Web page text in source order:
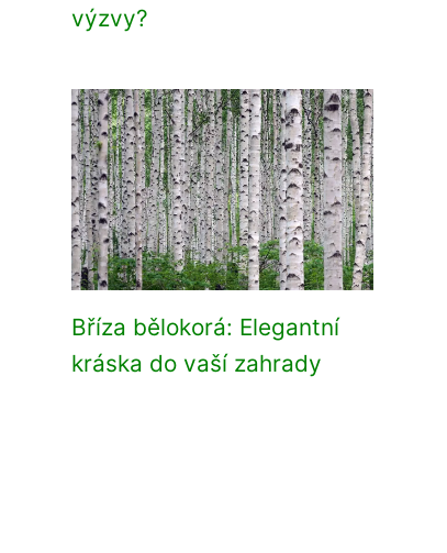
výzvy?
Bříza bělokorá: Elegantní
kráska do vaší zahrady